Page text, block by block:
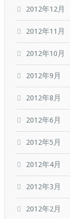
2012年12月
2012年11月
2012年10月
2012年9月
2012年8月
2012年6月
2012年5月
2012年4月
2012年3月
2012年2月